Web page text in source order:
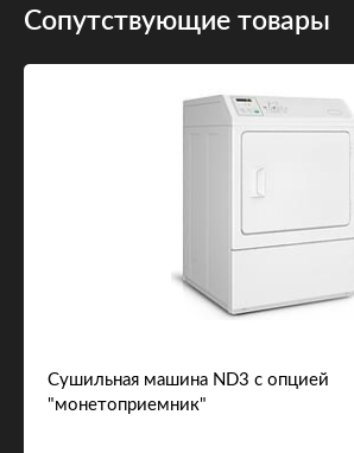
Сопутствующие товары
Сушильная машина ND3 с опцией
"монетоприемник"